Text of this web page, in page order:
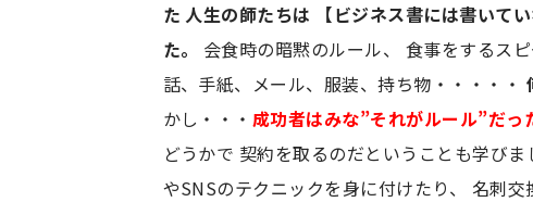
た 人生の師たちは 【ビジネス書には書いて
た。
会食時の暗黙のルール、 食事をするス
話、手紙、メール、服装、持ち物・・・・・
かし・・・ 成功者はみな”それがルール”だっ
どうかで 契約を取るのだということも学び
やSNSのテクニックを身に付けたり、 名刺交